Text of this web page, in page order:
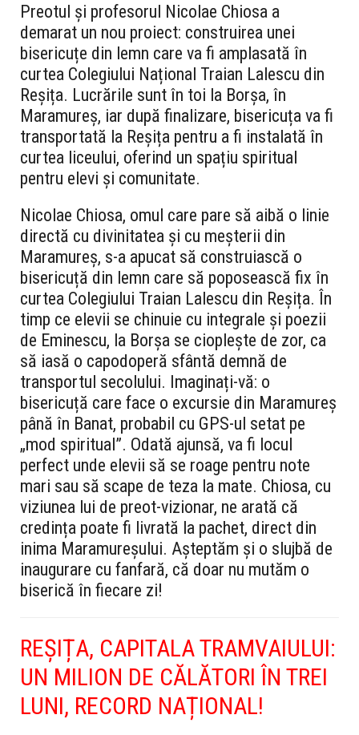
Preotul și profesorul Nicolae Chiosa a
demarat un nou proiect: construirea unei
bisericuțe din lemn care va fi amplasată în
curtea Colegiului Național Traian Lalescu din
Reșița. Lucrările sunt în toi la Borșa, în
Maramureș, iar după finalizare, bisericuța va fi
transportată la Reșița pentru a fi instalată în
curtea liceului, oferind un spațiu spiritual
pentru elevi și comunitate.
Nicolae Chiosa, omul care pare să aibă o linie
directă cu divinitatea și cu meșterii din
Maramureș, s-a apucat să construiască o
bisericuță din lemn care să poposească fix în
curtea Colegiului Traian Lalescu din Reșița. În
timp ce elevii se chinuie cu integrale și poezii
de Eminescu, la Borșa se cioplește de zor, ca
să iasă o capodoperă sfântă demnă de
transportul secolului. Imaginați-vă: o
bisericuță care face o excursie din Maramureș
până în Banat, probabil cu GPS-ul setat pe
„mod spiritual”. Odată ajunsă, va fi locul
perfect unde elevii să se roage pentru note
mari sau să scape de teza la mate. Chiosa, cu
viziunea lui de preot-vizionar, ne arată că
credința poate fi livrată la pachet, direct din
inima Maramureșului. Așteptăm și o slujbă de
inaugurare cu fanfară, că doar nu mutăm o
biserică în fiecare zi!
REȘIȚA, CAPITALA TRAMVAIULUI:
UN MILION DE CĂLĂTORI ÎN TREI
LUNI, RECORD NAȚIONAL!